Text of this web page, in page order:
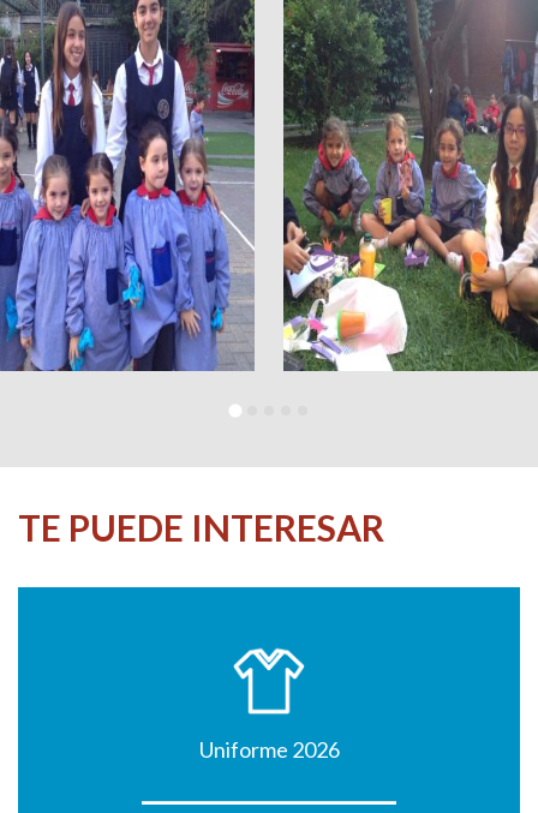
TE PUEDE INTERESAR
Uniforme 2026